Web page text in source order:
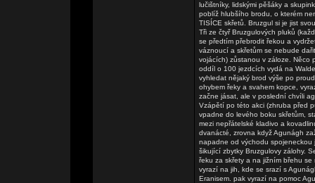
lučištníky, lidskými pěšáky a
poblíž hlubšího brodu, o kterém
TISÍCE skřetů. Bruzgul si je jist
Tři ze čtyř Bruzgulových pluků
se předtím přebrodit řekou a
váznoucí a skřetům se nebude
vojácích) zůstanou v záloze. Něco
oddíl o 100 jezdcích vydá na
vyhledat nějaký brod výše po
ohybem řeky a svahem kopce,
začne jásat, ale v poslední chvíli
Vzápětí po této akci (zhruba před
vpadne do levého boku skřetům,
mezi nepřátelské kladivo a
dvanácté, zrovna když Agunágh
napadne od východu
šikující zbytky Bruzgulovy zálohy.
řeku za skřety a na jižním břehu
vyrazí na jih, kde se srazí s
Eranisem. pak vyrazí na pomoc